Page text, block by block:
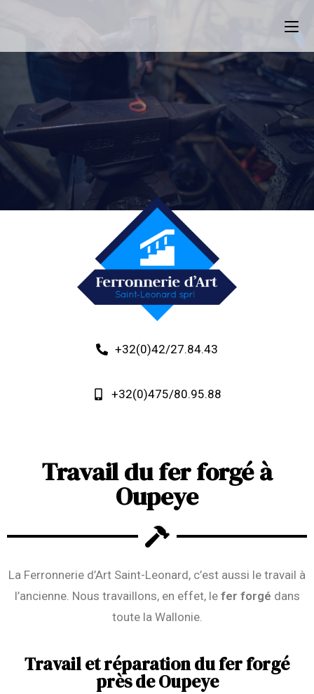
+32(0)42/27.84.43
+32(0)475/80.95.88
Travail du fer forgé à
Oupeye
La Ferronnerie d’Art Saint-Leonard, c’est aussi le travail à
l’ancienne. Nous travaillons, en effet, le fer forgé dans
toute la Wallonie.
Travail et réparation du fer forgé
près de Oupeye